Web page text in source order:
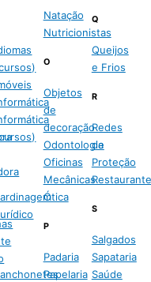
Natação
Nutricionistas
O
Objetos
de
decoração
Odontologia
Oficinas
Mecânicas
Ótica
P
Padaria
Papelaria
Q
Queijos
e Frios
R
Redes
de
Proteção
S
Salgados
Sapataria
Saúde